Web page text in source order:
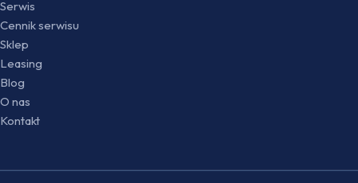
Serwis
Cennik serwisu
Sklep
Leasing
Blog
O nas
Kontakt